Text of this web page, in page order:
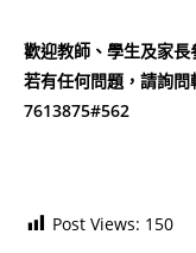
歡迎教師、學生及家長
若有任何問題，請詢
7613875#562
高師大
Post Views: 150